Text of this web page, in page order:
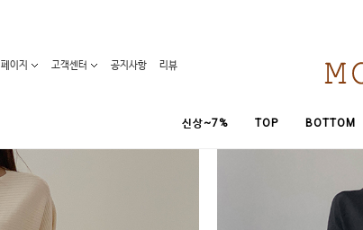
이지 고객센터 공지사항 리뷰
신상~7% TOP BOTTOM